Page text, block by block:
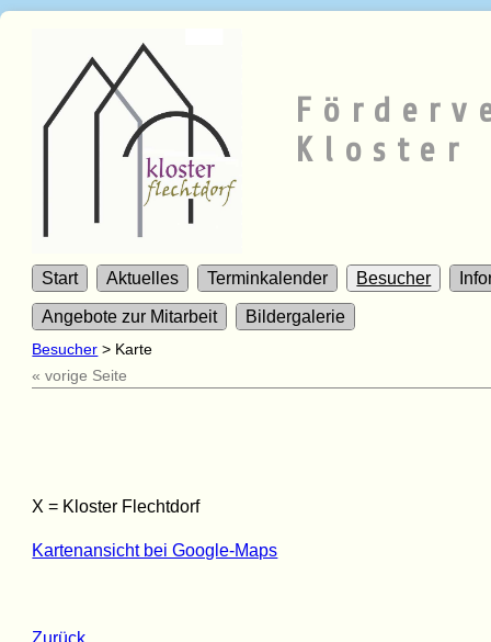
Kloster
Start Aktuelles Terminkalender Besucher
Angebote zur Mitarbeit Bildergalerie
Besucher > Karte
« vorige Seite
X = Kloster Flechtdorf
Kartenansicht bei Google-Maps